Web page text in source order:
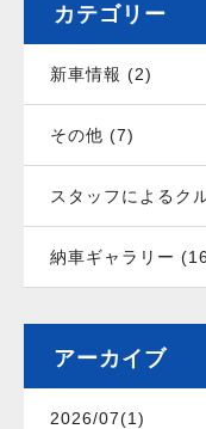
カテゴリー
新車情報 (2)
その他 (7)
スタッフによるク
納車ギャラリー
アーカイブ
2026/07(1)